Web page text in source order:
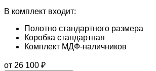
В комплект входит:
Полотно стандартного размера
Коробка стандартная
Комплект МДФ-наличников
от 26 100 ₽